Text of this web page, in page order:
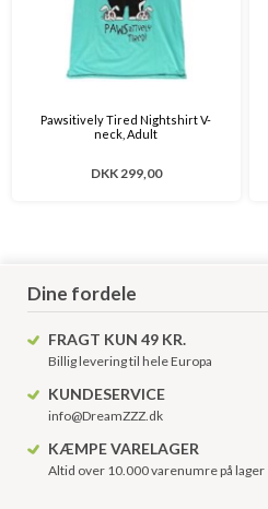
Pawsitively Tired Nightshirt V-
neck, Adult
DKK 299,00
Dine fordele
FRAGT KUN 49 KR.
Billig levering til hele Europa
KUNDESERVICE
info@DreamZZZ.dk
KÆMPE VARELAGER
Altid over 10.000 varenumre på lager